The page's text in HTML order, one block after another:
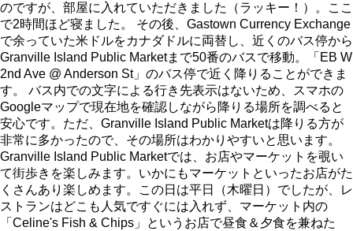
のですが、部屋に入れていただきました（ラッキー！）。ここ
で2時間ほど寝ました。 その後、Gastown Currency Exchange
で余っていた米ドルをカナダドルに両替し、近くのバス停から
Granville Island Public Marketまで50番のバスで移動。「EB W
2nd Ave @ Anderson St」のバス停で近く降りることができま
す。 バス内での文字による行き先表示はないため、スマホの
Googleマップで現在地を確認しながら降りる場所を調べると
安心です。ただ、Granville Island Public Marketは降りる方が
非常に多かったので、その場所はわかりやすいと思います。
Granville Island Public Marketでは、お店やマーケットを覗い
て街歩きを楽しみます。いかにもマーケットといったお店がた
くさんあり楽しめます。この日は平日（木曜日）でしたが、レ
ストランはどこも人気ですぐには入れず、マーケット内の
「Celine's Fish & Chips」というお店で昼食＆夕食を兼ねた